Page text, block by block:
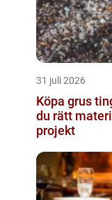
31 juli 2026
Köpa grus tingsryd
du rätt
projekt